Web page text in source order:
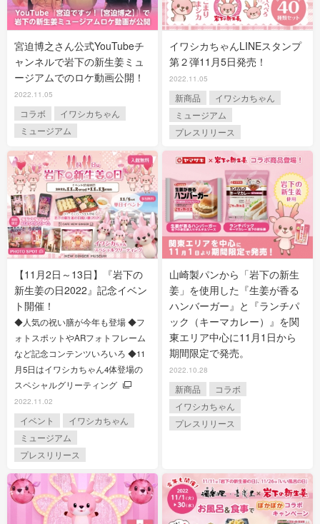
宮迫博之さん公式YouTubeチ
ャンネルで岩下の新生姜ミュ
ージアムでのロケ動画公開！
2022.11.05
コラボ
イワシカちゃん
ミュージアム
イワシカちゃんLINEスタンプ
第２弾11月5日発売！
2022.11.05
新商品
イワシカちゃん
ミュージアム
プレスリリース
【11月2日～13日】『岩下の
新生姜の日2022』記念イベン
ト開催！
◆人気の祝い膳が今年も登場 ◆フ
ォトスポットやARフォトフレーム
など記念コンテンツいろいろ ◆11
月5日はイワシカちゃん4体登場の
スペシャルグリーティング
2022.11.02
イベント
イワシカちゃん
ミュージアム
プレスリリース
山崎製パンから「岩下の新生
姜」を使用した『生姜が香る
ハンバーガー』と『ランチパ
ック（キーマカレー）』を関
東エリア中心に11月1日から
期間限定で発売。
2022.10.28
新商品
コラボ
イワシカちゃん
プレスリリース